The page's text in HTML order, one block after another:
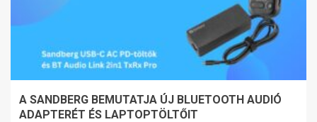
A SANDBERG BEMUTATJA ÚJ BLUETOOTH AUDIÓ
ADAPTERÉT ÉS LAPTOPTÖLTŐIT